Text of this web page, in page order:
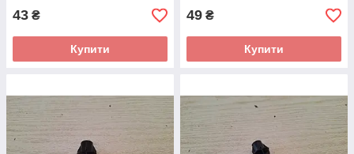
43 ₴
Купити
49 ₴
Купити